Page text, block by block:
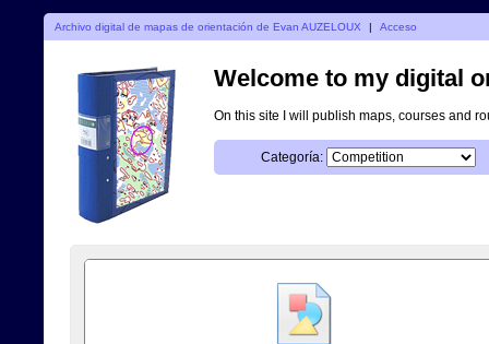
Archivo digital de mapas de orientación de Evan AUZELOUX | Acceso
Welcome to my digital
On this site I will publish maps, courses and
Categoría: